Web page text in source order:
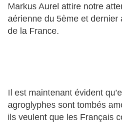
Markus Aurel attire notre
aérienne du 5ème et dernier
de la France.
Il est maintenant évident
agroglyphes sont tombés
ils veulent que les Français